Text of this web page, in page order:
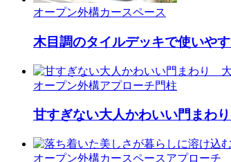
オープン外構カースペース
木目調のタイルデッキで使いや
オープン外構アプローチ門柱
甘すぎない大人かわいい門まわ
オープン外構カースペースアプローチ